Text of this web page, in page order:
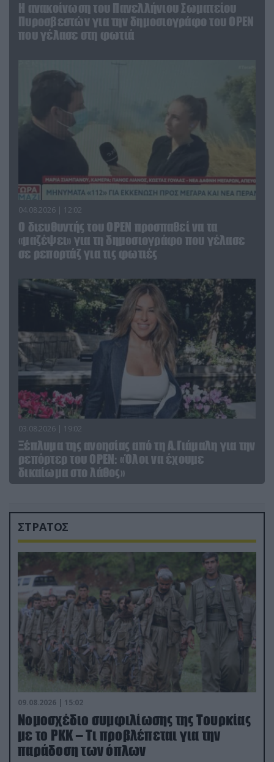
Η ανακοίνωση του Πανελλήνιου Σωματείου
Πυροσβεστών για την δημοσιογράφο του OPEN
που γέλασε στη φωτιά
04.08.2026 | 12:02
O διευθυντής του OPEN προσπαθεί να τα
«μαζέψει» για τη δημοσιογράφο που γέλασε
σε ρεπορτάζ για τις φωτιές
03.08.2026 | 19:02
Ξέπλυμα της ανοησίας από τη Α.Γιάμαλη για την
ρεπόρτερ του ΟΡΕΝ: «Όλοι να έχουμε
δικαίωμα στο λάθος»
ΣΤΡΑΤΟΣ
09.08.2026 | 15:02
Νομοσχέδιο συμφιλίωσης της Τουρκίας
με το ΡΚΚ – Τι προβλέπεται για την
παράδοση των όπλων